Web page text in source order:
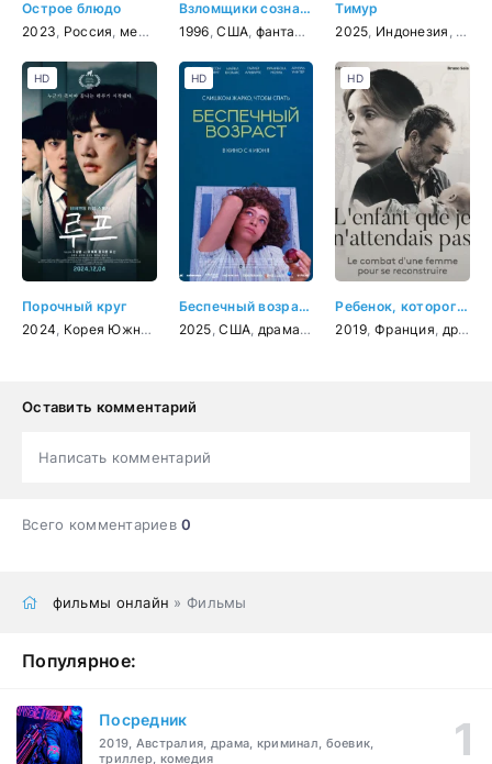
Острое блюдо
2023 Россия мелодрама
Взломщики сознания
1996 ,США фантастика ,триллер
Тимур
2025 Индонезия
Порочный круг
2024 Корея Южная драма, триллер,фантастика
HD
Беспечный возраст
2025 ,США драма, комедия
HD
Ребенок, которого я не ждала
2019 Франция драма
HD
Оставить комментарий
Написать комментарий
Всего комментариев0
фильмы онлайн » Фильмы
Популярное:
Посредник
2019, Австралия, драма, криминал, боевик,
триллер, комедия